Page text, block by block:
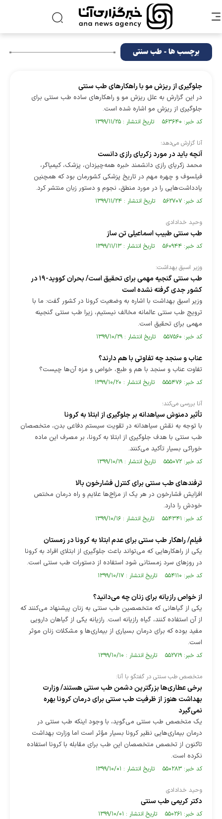
برچسب ها - طب سنتی
جلوگیری از ریزش مو با راهکار‌های طب سنتی
در این گزارش به علل ریزش مو و راهکار‌های ساده طب سنتی برای
جلوگیری از ریزش مو اشاره شده است.
کد خبر: ۵۶۳۶۴۰ تاریخ انتشار : ۱۳۹۹/۱۱/۲۵
آنا گزارش می‌دهد؛
آنچه باید در مورد زکریای رازی دانست
محمد زکرياى رازى دانشمند خبره همه‌چیزدان، پزشک، کیمیاگر،
فیلسوف و چهره مهم در تاریخ پزشکی کشورمان بود که همچنین
یادداشت‌هایی را در مورد منطق، نجوم و دستور زبان منتشر کرد.
کد خبر: ۵۶۲۷۰۷ تاریخ انتشار : ۱۳۹۹/۱۱/۲۴
وحید خدادادی
طب سنتی طبیب اسماعیلی تن ساز
کد خبر: ۵۶۰۹۴۴ تاریخ انتشار : ۱۳۹۹/۱۱/۱۳
وزیر اسبق بهداشت:
طب سنتی گنجیه مهمی برای تحقیق است/ بحران کووید-۱۹ در
کشور جدی گرفته نشده است
وزیر اسبق بهداشت با اشاره به وضعیت کرونا در کشور گفت:‌ ما با
ترویج طب سنتی عالمانه مخالف نیستیم، زیرا طب سنتی گنجینه
مهمی برای تحقیق است.
کد خبر: ۵۵۷۵۶۰ تاریخ انتشار : ۱۳۹۹/۱۰/۲۹
عناب و سنجد چه تفاوتی با هم دارند؟
تفاوت عناب و سنجد با هم و طبع، خواص و مزه آن‌ها چیست؟
کد خبر: ۵۵۵۴۷۶ تاریخ انتشار : ۱۳۹۹/۱۰/۲۰
آنا بررسی می‌کند؛
تأثیر دمنوش سیاهدانه بر جلوگیری از ابتلا به کرونا
با توجه به نقش سیاهدانه در تقویت سیستم دفاعی بدن، متخصصان
طب سنتی با هدف جلوگیری از ابتلا به کرونا، بر مصرف این ماده
خوراکی بسیار تأکید می‌کنند.
کد خبر: ۵۵۵۰۷۲ تاریخ انتشار : ۱۳۹۹/۱۰/۱۹
ترفندهای طب سنتی برای کنترل فشارخون بالا
افزایش فشارخون در هر یک از مزاج‌ها علایم و راه درمان مختص
خودش را دارد.
کد خبر: ۵۵۴۳۴۱ تاریخ انتشار : ۱۳۹۹/۱۰/۱۶
فیلم/ راهکار طب سنتی برای عدم ابتلا به کرونا در زمستان
یکی از راهکارهایی که می‌تواند باعث جلوگیری از ابتلای افراد به کرونا
در روزهای سرد زمستانی شود استفاده از دستورات طب سنتی است.
کد خبر: ۵۵۴۱۱۰ تاریخ انتشار : ۱۳۹۹/۱۰/۱۷
از خواص رازیانه برای زنان چه می‌دانید؟
یکی از گیاهانی که متخصصین طب سنتی به زنان پیشنهاد می‌‌کنند که
از آن استفاده کنند، گیاه رازیانه است. رازیانه یکی از گیاهان دارویی
مفید بوده که برای درمان بسیاری از بیماری‌ها و مشکلات زنان موثر
است.
کد خبر: ۵۵۲۷۱۹ تاریخ انتشار : ۱۳۹۹/۱۰/۱۰
متخصص طب سنتی در گفتگو با آنا:
برخی عطاری‌ها بزرگترین دشمن طب سنتی هستند/ وزارت
بهداشت هنوز از ظرفیت طب سنتی برای درمان کرونا بهره
نمی‌گیرد
یک متخصص طب سنتی می‌گوید، با وجود اینکه طب سنتی در
درمان بیماری‌هایی نظیر کرونا بسیار مؤثر است اما وزارت بهداشت
تاکنون از تخصص متخصصان این طب برای مقابله با کرونا استفاده
نکرده است.
کد خبر: ۵۵۰۲۸۳ تاریخ انتشار : ۱۳۹۹/۱۰/۰۱
وحید خدادادی
دکتر کریمی طب سنتی
کد خبر: ۵۵۰۲۶۱ تاریخ انتشار : ۱۳۹۹/۱۰/۰۱